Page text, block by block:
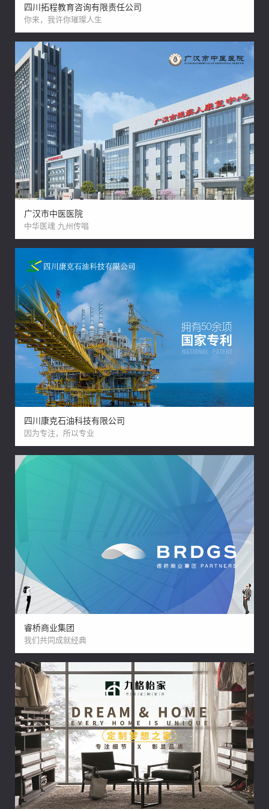
四川拓程教育咨询有限责任公司
你来，我许你璀璨人生
广汉市中医医院
中华医魂 九州传唱
四川康克石油科技有限公司
因为专注，所以专业
睿桥商业集团
我们共同成就经典